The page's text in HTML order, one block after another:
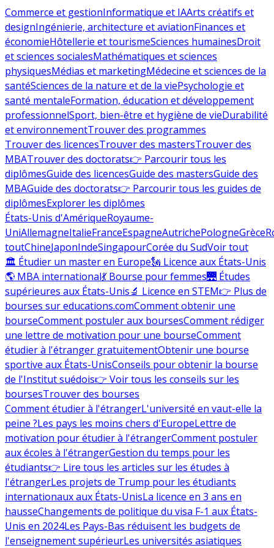
Commerce et gestionInformatique et IAArts créatifs et
designIngénierie, architecture et aviationFinances et
économieHôtellerie et tourismeSciences humainesDroit
et sciences socialesMathématiques et sciences
physiquesMédias et marketingMédecine et sciences de la
santéSciences de la nature et de la viePsychologie et
santé mentaleFormation, éducation et développement
professionnelSport, bien-être et hygiène de vieDurabilité
et environnementTrouver des programmes
Trouver des licencesTrouver des mastersTrouver des
MBATrouver des doctorats👉 Parcourir tous les
diplômesGuide des licencesGuide des mastersGuide des
MBAGuide des doctorats👉 Parcourir tous les guides de
diplômesExplorer les diplômes
États-Unis d'AmériqueRoyaume-
UniAllemagneItalieFranceEspagneAutrichePologneGrèce
toutChineJaponIndeSingapourCorée du SudVoir tout
🏛 Étudier un master en Europe🗽 Licence aux États-Unis
🌎 MBA international💃 Bourse pour femmes🌉 Études
supérieures aux États-Unis🔬 Licence en STEM👉 Plus de
bourses sur educations.comComment obtenir une
bourseComment postuler aux boursesComment rédiger
une lettre de motivation pour une bourseComment
étudier à l'étranger gratuitementObtenir une bourse
sportive aux États-UnisConseils pour obtenir la bourse
de l'Institut suédois👉 Voir tous les conseils sur les
boursesTrouver des bourses
Comment étudier à l'étrangerL'université en vaut-elle la
peine ?Les pays les moins chers d'EuropeLettre de
motivation pour étudier à l'étrangerComment postuler
aux écoles à l'étrangerGestion du temps pour les
étudiants👉 Lire tous les articles sur les études à
l'étrangerLes projets de Trump pour les étudiants
internationaux aux États-UnisLa licence en 3 ans en
hausseChangements de politique du visa F-1 aux États-
Unis en 2024Les Pays-Bas réduisent les budgets de
l'enseignement supérieurLes universités asiatiques